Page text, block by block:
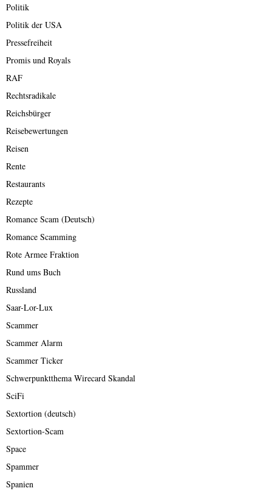
Politik
Politik der USA
Pressefreiheit
Promis und Royals
RAF
Rechtsradikale
Reichsbürger
Reisebewertungen
Reisen
Rente
Restaurants
Rezepte
Romance Scam (Deutsch)
Romance Scamming
Rote Armee Fraktion
Rund ums Buch
Russland
Saar-Lor-Lux
Scammer
Scammer Alarm
Scammer Ticker
Schwerpunktthema Wirecard Skandal
SciFi
Sextortion (deutsch)
Sextortion-Scam
Space
Spammer
Spanien